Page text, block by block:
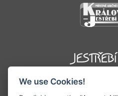
We use Cookies!